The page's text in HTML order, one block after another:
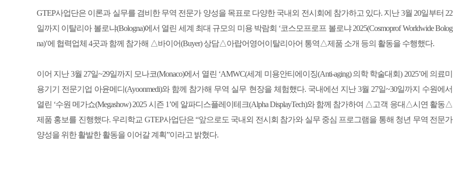
GTEP사업단은 이론과 실무를 겸비한 무역 전문가 양성을 목표로 다양한 국내외 전시회에 참가하고 있다. 지난 3월 20일부터 22
일까지 이탈리아 볼로냐(Bologna)에서 열린 세계 최대 규모의 미용 박람회 ‘코스모프로프 볼로냐 2025(Cosmoprof Worldwide Bolog
na)’에 협력업체 4곳과 함께 참가해 △바이어(Buyer) 상담△아랍어영어이탈리아어 통역△제품 소개 등의 활동을 수행했다.
이어 지난 3월 27일~29일까지 모나코(Monaco)에서 열린 ‘AMWC(세계 미용안티에이징(Anti-aging) 의학 학술대회) 2025’에 의료미
용기기 전문기업 아윤메디(Ayoonmedi)와 함께 참가해 무역 실무 현장을 체험했다. 국내에선 지난 3월 27일~30일까지 수원에서
열린 ‘수원 메가쇼(Megashow) 2025 시즌 1’에 알파디스플레이테크(Alpha DisplayTech)와 함께 참가하여 △고객 응대△시연 활동△
제품 홍보를 진행했다. 우리학교 GTEP사업단은 “앞으로도 국내외 전시회 참가와 실무 중심 프로그램을 통해 청년 무역 전문가
양성을 위한 활발한 활동을 이어갈 계획”이라고 밝혔다.